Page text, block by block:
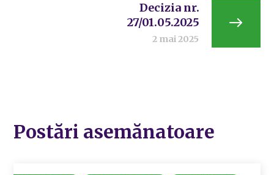
Decizia nr.
27/01.05.2025
2 mai 2025
Postări asemănatoare